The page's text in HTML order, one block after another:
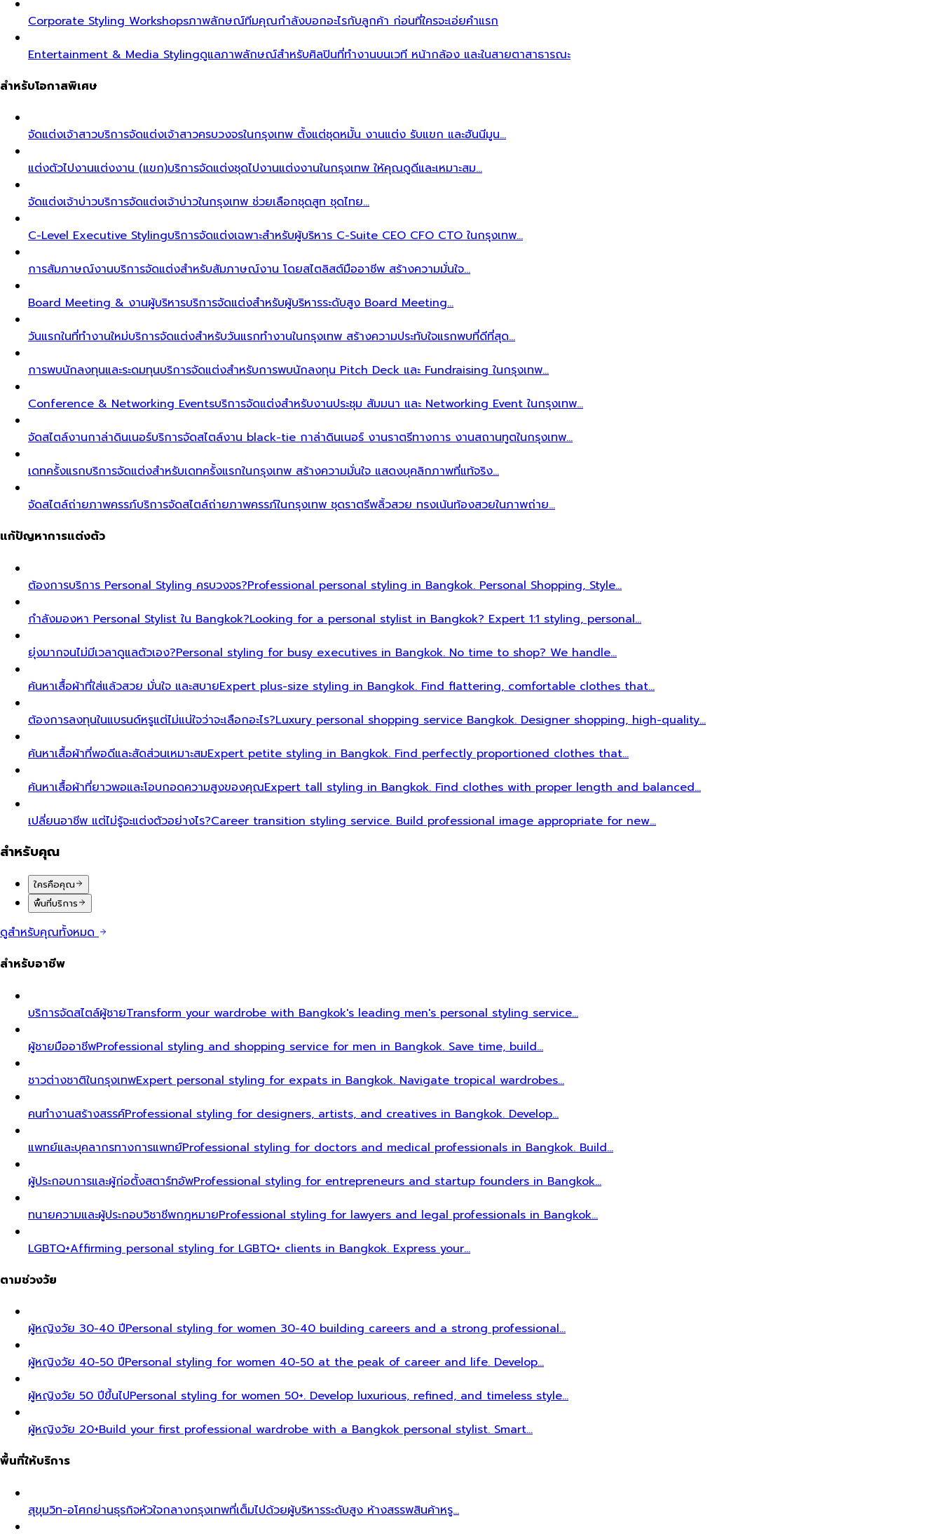
Corporate Styling Workshopsภาพลักษณ์ทีมคุณกำลังบอกอะไรกับลูกค้า ก่อนที่ใครจะเอ่ยคำแรก
Entertainment & Media Stylingดูแลภาพลักษณ์สำหรับศิลปินที่ทำงานบนเวที หน้ากล้อง และในสายตาสาธารณะ
สำหรับโอกาสพิเศษ
จัดแต่งเจ้าสาวบริการจัดแต่งเจ้าสาวครบวงจรในกรุงเทพ ตั้งแต่ชุดหมั้น งานแต่ง รับแขก และฮันนีมูน…
แต่งตัวไปงานแต่งงาน (แขก)บริการจัดแต่งชุดไปงานแต่งงานในกรุงเทพ ให้คุณดูดีและเหมาะสม…
จัดแต่งเจ้าบ่าวบริการจัดแต่งเจ้าบ่าวในกรุงเทพ ช่วยเลือกชุดสูท ชุดไทย…
C-Level Executive Stylingบริการจัดแต่งเฉพาะสำหรับผู้บริหาร C-Suite CEO CFO CTO ในกรุงเทพ…
การสัมภาษณ์งานบริการจัดแต่งสำหรับสัมภาษณ์งาน โดยสไตลิสต์มืออาชีพ สร้างความมั่นใจ…
Board Meeting & งานผู้บริหารบริการจัดแต่งสำหรับผู้บริหารระดับสูง Board Meeting…
วันแรกในที่ทำงานใหม่บริการจัดแต่งสำหรับวันแรกทำงานในกรุงเทพ สร้างความประทับใจแรกพบที่ดีที่สุด…
การพบนักลงทุนและระดมทุนบริการจัดแต่งสำหรับการพบนักลงทุน Pitch Deck และ Fundraising ในกรุงเทพ…
Conference & Networking Eventsบริการจัดแต่งสำหรับงานประชุม สัมมนา และ Networking Event ในกรุงเทพ…
จัดสไตล์งานกาล่าดินเนอร์บริการจัดสไตล์งาน black-tie กาล่าดินเนอร์ งานราตรีทางการ งานสถานทูตในกรุงเทพ…
เดทครั้งแรกบริการจัดแต่งสำหรับเดทครั้งแรกในกรุงเทพ สร้างความมั่นใจ แสดงบุคลิกภาพที่แท้จริง…
จัดสไตล์ถ่ายภาพครรภ์บริการจัดสไตล์ถ่ายภาพครรภ์ในกรุงเทพ ชุดราตรีพลิ้วสวย ทรงเน้นท้องสวยในภาพถ่าย…
แก้ปัญหาการแต่งตัว
ต้องการบริการ Personal Styling ครบวงจร?Professional personal styling in Bangkok. Personal Shopping, Style…
กำลังมองหา Personal Stylist ใน Bangkok?Looking for a personal stylist in Bangkok? Expert 1:1 styling, personal…
ยุ่งมากจนไม่มีเวลาดูแลตัวเอง?Personal styling for busy executives in Bangkok. No time to shop? We handle…
ค้นหาเสื้อผ้าที่ใส่แล้วสวย มั่นใจ และสบายExpert plus-size styling in Bangkok. Find flattering, comfortable clothes that…
ต้องการลงทุนในแบรนด์หรูแต่ไม่แน่ใจว่าจะเลือกอะไร?Luxury personal shopping service Bangkok. Designer shopping, high-quality…
ค้นหาเสื้อผ้าที่พอดีและสัดส่วนเหมาะสมExpert petite styling in Bangkok. Find perfectly proportioned clothes that…
ค้นหาเสื้อผ้าที่ยาวพอและโอบกอดความสูงของคุณExpert tall styling in Bangkok. Find clothes with proper length and balanced…
เปลี่ยนอาชีพ แต่ไม่รู้จะแต่งตัวอย่างไร?Career transition styling service. Build professional image appropriate for new…
สำหรับคุณ
ใครคือคุณ
พื้นที่บริการ
ดูสำหรับคุณทั้งหมด
สำหรับอาชีพ
บริการจัดสไตล์ผู้ชายTransform your wardrobe with Bangkok's leading men's personal styling service…
ผู้ชายมืออาชีพProfessional styling and shopping service for men in Bangkok. Save time, build…
ชาวต่างชาติในกรุงเทพExpert personal styling for expats in Bangkok. Navigate tropical wardrobes…
คนทำงานสร้างสรรค์Professional styling for designers, artists, and creatives in Bangkok. Develop…
แพทย์และบุคลากรทางการแพทย์Professional styling for doctors and medical professionals in Bangkok. Build…
ผู้ประกอบการและผู้ก่อตั้งสตาร์ทอัพProfessional styling for entrepreneurs and startup founders in Bangkok…
ทนายความและผู้ประกอบวิชาชีพกฎหมายProfessional styling for lawyers and legal professionals in Bangkok…
LGBTQ+Affirming personal styling for LGBTQ+ clients in Bangkok. Express your…
ตามช่วงวัย
ผู้หญิงวัย 30-40 ปีPersonal styling for women 30-40 building careers and a strong professional…
ผู้หญิงวัย 40-50 ปีPersonal styling for women 40-50 at the peak of career and life. Develop…
ผู้หญิงวัย 50 ปีขึ้นไปPersonal styling for women 50+. Develop luxurious, refined, and timeless style…
ผู้หญิงวัย 20+Build your first professional wardrobe with a Bangkok personal stylist. Smart…
พื้นที่ให้บริการ
สุขุมวิท-อโศกย่านธุรกิจหัวใจกลางกรุงเทพที่เต็มไปด้วยผู้บริหารระดับสูง ห้างสรรพสินค้าหรู…